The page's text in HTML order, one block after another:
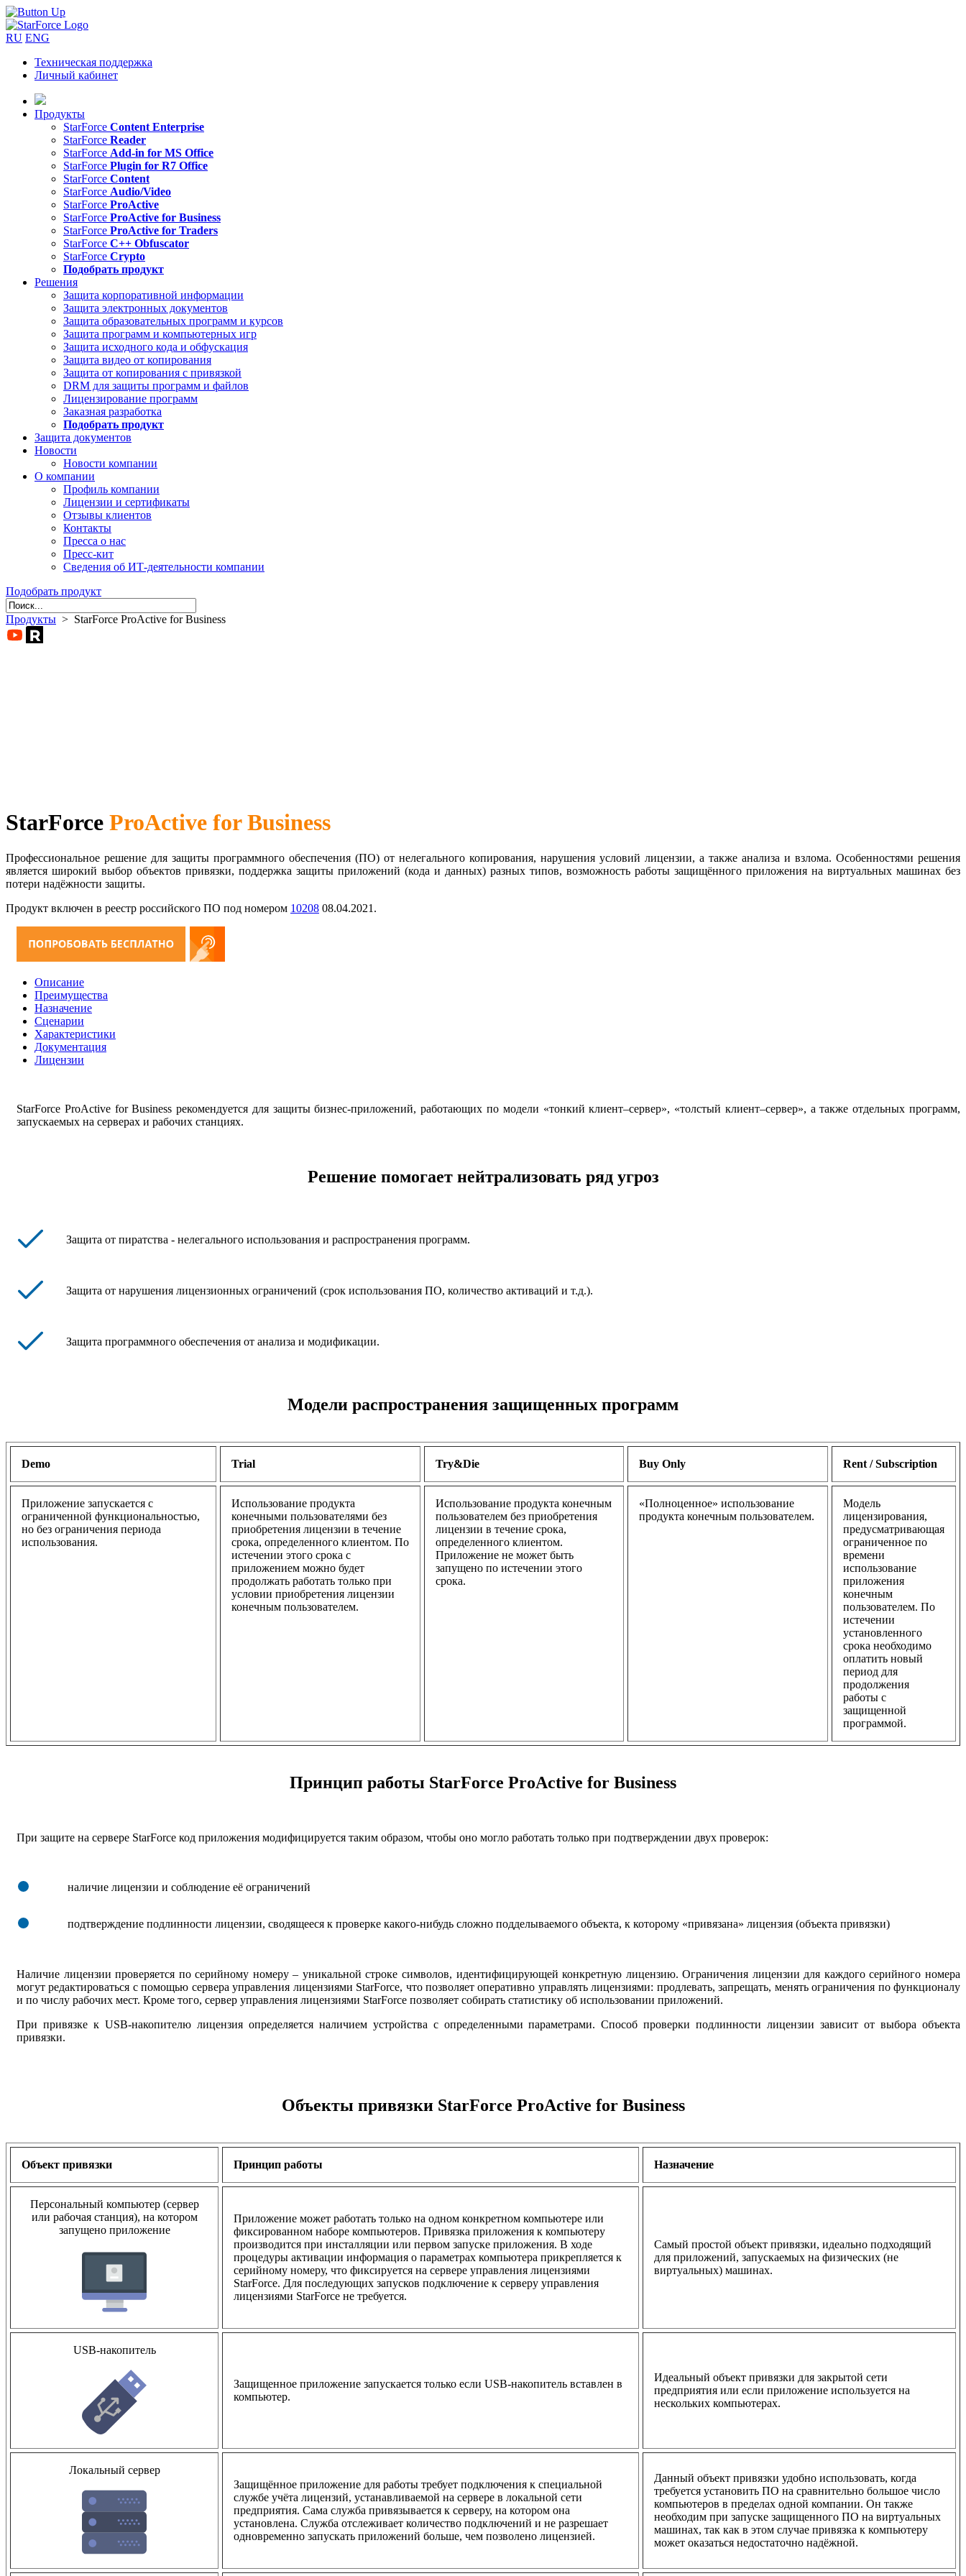
RU ENG
Техническая поддержка
Личный кабинет
Продукты
StarForce Content Enterprise
StarForce Reader
StarForce Add-in for MS Office
StarForce Plugin for R7 Office
StarForce Content
StarForce Audio/Video
StarForce ProActive
StarForce ProActive for Business
StarForce ProActive for Traders
StarForce C++ Obfuscator
StarForce Crypto
Подобрать продукт
Решения
Защита корпоративной информации
Защита электронных документов
Защита образовательных программ и курсов
Защита программ и компьютерных игр
Защита исходного кода и обфускация
Защита видео от копирования
Защита от копирования с привязкой
DRM для защиты программ и файлов
Лицензирование программ
Заказная разработка
Подобрать продукт
Защита документов
Новости
Новости компании
О компании
Профиль компании
Лицензии и сертификаты
Отзывы клиентов
Контакты
Пресса о нас
Пресс-кит
Сведения об ИТ-деятельности компании
Подобрать продукт
Продукты > StarForce ProActive for Business
StarForce ProActive for Business
Профессиональное решение для защиты программного обеспечения (ПО) от нелегального копирования, нарушения условий лицензии, а также анализа и взлома. Особенностями решения
является широкий выбор объектов привязки, поддержка защиты приложений (кода и данных) разных типов, возможность работы защищённого приложения на виртуальных машинах без
потери надёжности защиты.
Продукт включен в реестр российского ПО под номером 10208 08.04.2021.
Описание
Преимущества
Назначение
Сценарии
Характеристики
Документация
Лицензии
StarForce ProActive for Business рекомендуется для защиты бизнес-приложений, работающих по модели «тонкий клиент–сервер», «толстый клиент–сервер», а также отдельных программ,
запускаемых на серверах и рабочих станциях.
Решение помогает нейтрализовать ряд угроз
Защита от пиратства - нелегального использования и распространения программ.
Защита от нарушения лицензионных ограничений (срок использования ПО, количество активаций и т.д.).
Защита программного обеспечения от анализа и модификации.
Модели распространения защищенных программ
Demo Trial Try&Die Buy Only Rent / Subscription
Приложение запускается с
ограниченной функциональностью,
но без ограничения периода
использования.
Использование продукта
конечными пользователями без
приобретения лицензии в течение
срока, определенного клиентом. По
истечении этого срока с
приложением можно будет
продолжать работать только при
условии приобретения лицензии
конечным пользователем.
Использование продукта конечным
пользователем без приобретения
лицензии в течение срока,
определенного клиентом.
Приложение не может быть
запущено по истечении этого
срока.
«Полноценное» использование
продукта конечным пользователем.
Модель
лицензирования,
предусматривающая
ограниченное по
времени
использование
приложения
конечным
пользователем. По
истечении
установленного
срока необходимо
оплатить новый
период для
продолжения
работы с
защищенной
программой.
Принцип работы StarForce ProActive for Business
При защите на сервере StarForce код приложения модифицируется таким образом, чтобы оно могло работать только при подтверждении двух проверок:
наличие лицензии и соблюдение её ограничений
подтверждение подлинности лицензии, сводящееся к проверке какого-нибудь сложно подделываемого объекта, к которому «привязана» лицензия (объекта привязки)
Наличие лицензии проверяется по серийному номеру – уникальной строке символов, идентифицирующей конкретную лицензию. Ограничения лицензии для каждого серийного номера
могут редактироваться с помощью сервера управления лицензиями StarForce, что позволяет оперативно управлять лицензиями: продлевать, запрещать, менять ограничения по функционалу
и по числу рабочих мест. Кроме того, сервер управления лицензиями StarForce позволяет собирать статистику об использовании приложений.
При привязке к USB-накопителю лицензия определяется наличием устройства с определенными параметрами. Способ проверки подлинности лицензии зависит от выбора объекта
привязки.
Объекты привязки StarForce ProActive for Business
Объект привязки Принцип работы Назначение
Персональный компьютер (сервер
или рабочая станция), на котором
запущено приложение
Приложение может работать только на одном конкретном компьютере или
фиксированном наборе компьютеров. Привязка приложения к компьютеру
производится при инсталляции или первом запуске приложения. В ходе
процедуры активации информация о параметрах компьютера прикрепляется к
серийному номеру, что фиксируется на сервере управления лицензиями
StarForce. Для последующих запусков подключение к серверу управления
лицензиями StarForce не требуется.
Самый простой объект привязки, идеально подходящий
для приложений, запускаемых на физических (не
виртуальных) машинах.
USB-накопитель
Защищенное приложение запускается только если USB-накопитель вставлен в
компьютер.
Идеальный объект привязки для закрытой сети
предприятия или если приложение используется на
нескольких компьютерах.
Локальный сервер
Защищённое приложение для работы требует подключения к специальной
службе учёта лицензий, устанавливаемой на сервере в локальной сети
предприятия. Сама служба привязывается к серверу, на котором она
установлена. Служба отслеживает количество подключений и не разрешает
одновременно запускать приложений больше, чем позволено лицензией.
Данный объект привязки удобно использовать, когда
требуется установить ПО на сравнительно большое число
компьютеров в пределах одной компании. Он также
необходим при запуске защищенного ПО на виртуальных
машинах, так как в этом случае привязка к компьютеру
может оказаться недостаточно надёжной.